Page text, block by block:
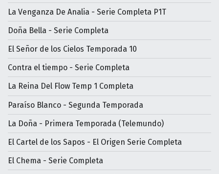
La Venganza De Analia - Serie Completa P1T
Doña Bella - Serie Completa
El Señor de los Cielos Temporada 10
Contra el tiempo - Serie Completa
La Reina Del Flow Temp 1 Completa
Paraíso Blanco - Segunda Temporada
La Doña - Primera Temporada (Telemundo)
El Cartel de los Sapos - El Origen Serie Completa
El Chema - Serie Completa